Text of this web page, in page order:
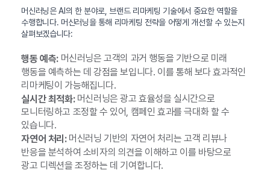
머신러닝은 AI의 한 분야로, 브랜드 리마케팅 기술에서 중요한 역할을
수행합니다. 머신러닝을 통해 리마케팅 전략을 어떻게 개선할 수 있는지
살펴보겠습니다:
행동 예측:머신러닝은 고객의 과거 행동을 기반으로 미래
행동을 예측하는 데 강점을 보입니다. 이를 통해 보다 효과적인
리마케팅이 가능해집니다.
실시간 최적화:머신러닝은 광고 효율성을 실시간으로
모니터링하고 조정할 수 있어, 캠페인 효과를 극대화 할 수
있습니다.
자연어 처리:머신러닝 기반의 자연어 처리는 고객 리뷰나
반응을 분석하여 소비자의 의견을 이해하고 이를 바탕으로
광고 디렉션을 조정하는 데 기여합니다.